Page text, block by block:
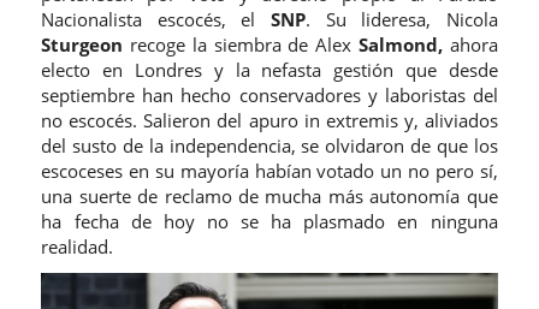
Nacionalista escocés, el SNP. Su lideresa, Nicola
Sturgeon recoge la siembra de Alex Salmond,ahora
electo en Londres y la nefasta gestión que desde
septiembre han hecho conservadores y laboristas del
no escocés. Salieron del apuro in extremis y, aliviados
del susto de la independencia, se olvidaron de que los
escoceses en su mayoría habían votado un no pero sí,
una suerte de reclamo de mucha más autonomía que
ha fecha de hoy no se ha plasmado en ninguna
realidad.